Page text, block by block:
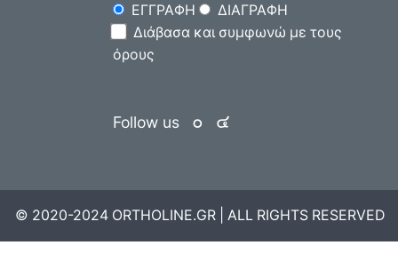
ΕΓΓΡΑΦΗ
ΔΙΑΓΡΑΦΗ
Διάβασα και συμφωνώ με τους
όρους
Follow us
© 2020-2024 ORTHOLINE.GR | ALL RIGHTS RESERVED